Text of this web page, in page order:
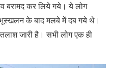
बरामद कर लिये गये। ये लोग
भूस्खलन के बाद मलबे में दब गये थे।
जारी है। सभी लोग एक ही